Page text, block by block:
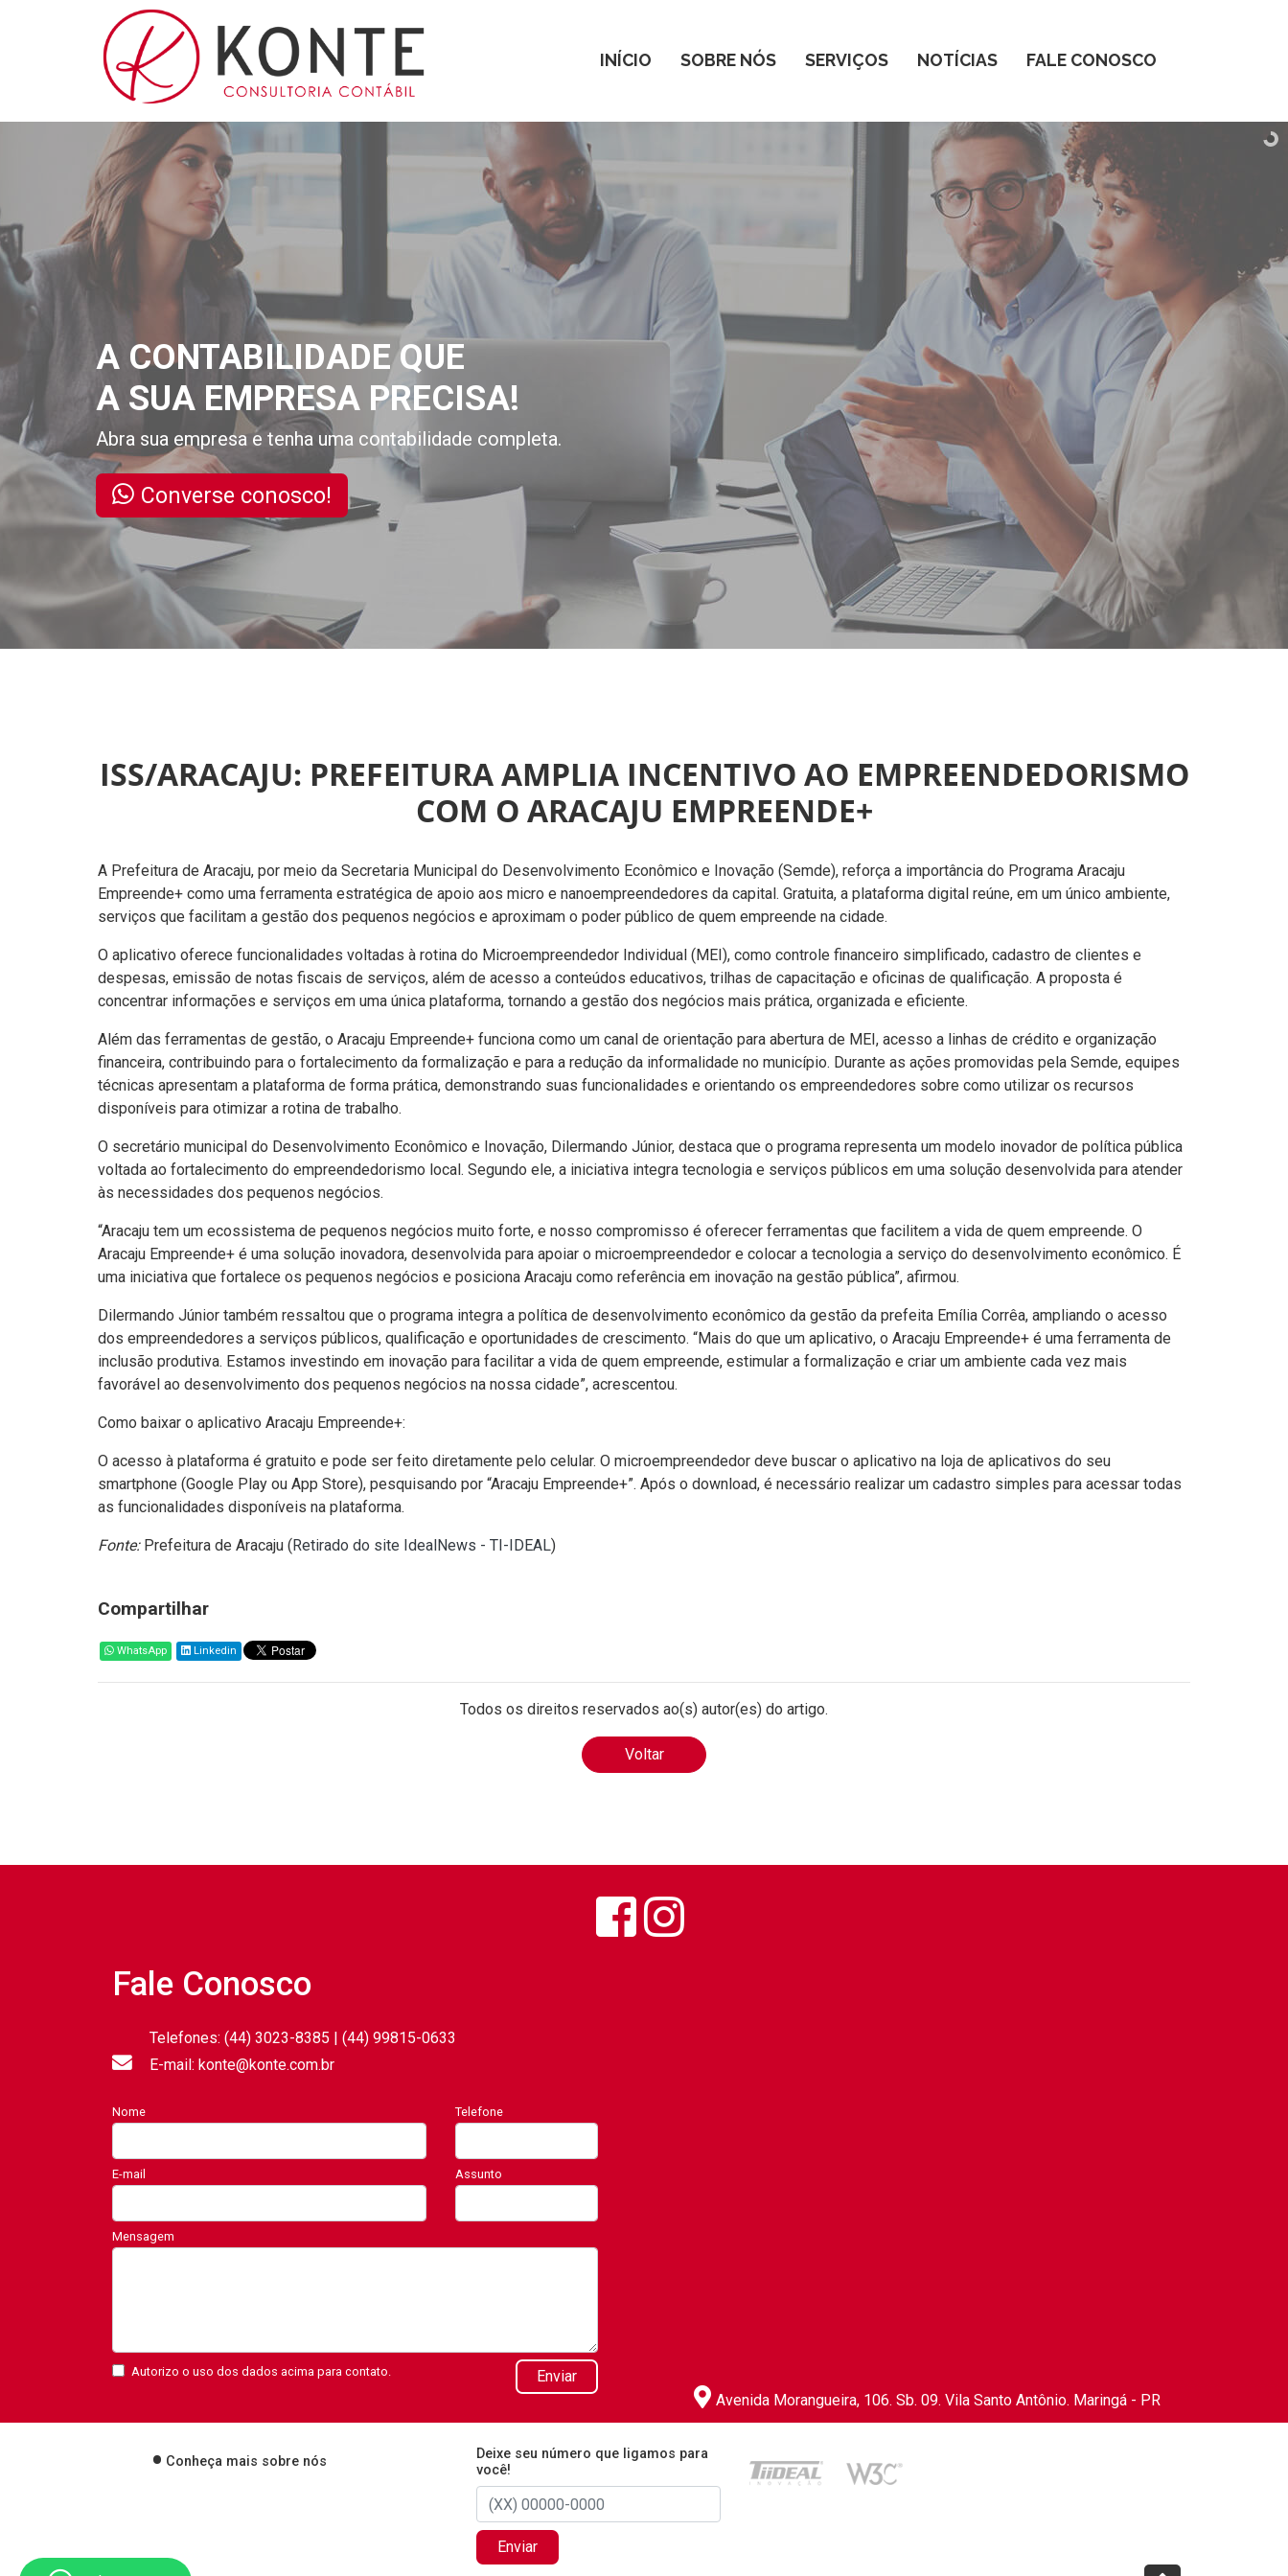
INÍCIO SOBRE NÓS SERVIÇOS NOTÍCIAS FALE CONOSCO
A CONTABILIDADE QUE
A SUA EMPRESA PRECISA!
Abra sua empresa e tenha uma contabilidade completa.
Converse conosco!
ISS/ARACAJU: PREFEITURA AMPLIA INCENTIVO AO EMPREENDEDORISMO
COM O ARACAJU EMPREENDE+
A Prefeitura de Aracaju, por meio da Secretaria Municipal do Desenvolvimento Econômico e Inovação (Semde), reforça a importância do Programa Aracaju
Empreende+ como uma ferramenta estratégica de apoio aos micro e nanoempreendedores da capital. Gratuita, a plataforma digital reúne, em um único ambiente,
serviços que facilitam a gestão dos pequenos negócios e aproximam o poder público de quem empreende na cidade.
O aplicativo oferece funcionalidades voltadas à rotina do Microempreendedor Individual (MEI), como controle financeiro simplificado, cadastro de clientes e
despesas, emissão de notas fiscais de serviços, além de acesso a conteúdos educativos, trilhas de capacitação e oficinas de qualificação. A proposta é
concentrar informações e serviços em uma única plataforma, tornando a gestão dos negócios mais prática, organizada e eficiente.
Além das ferramentas de gestão, o Aracaju Empreende+ funciona como um canal de orientação para abertura de MEI, acesso a linhas de crédito e organização
financeira, contribuindo para o fortalecimento da formalização e para a redução da informalidade no município. Durante as ações promovidas pela Semde, equipes
técnicas apresentam a plataforma de forma prática, demonstrando suas funcionalidades e orientando os empreendedores sobre como utilizar os recursos
disponíveis para otimizar a rotina de trabalho.
O secretário municipal do Desenvolvimento Econômico e Inovação, Dilermando Júnior, destaca que o programa representa um modelo inovador de política pública
voltada ao fortalecimento do empreendedorismo local. Segundo ele, a iniciativa integra tecnologia e serviços públicos em uma solução desenvolvida para atender
às necessidades dos pequenos negócios.
“Aracaju tem um ecossistema de pequenos negócios muito forte, e nosso compromisso é oferecer ferramentas que facilitem a vida de quem empreende. O
Aracaju Empreende+ é uma solução inovadora, desenvolvida para apoiar o microempreendedor e colocar a tecnologia a serviço do desenvolvimento econômico. É
uma iniciativa que fortalece os pequenos negócios e posiciona Aracaju como referência em inovação na gestão pública”, afirmou.
Dilermando Júnior também ressaltou que o programa integra a política de desenvolvimento econômico da gestão da prefeita Emília Corrêa, ampliando o acesso
dos empreendedores a serviços públicos, qualificação e oportunidades de crescimento. “Mais do que um aplicativo, o Aracaju Empreende+ é uma ferramenta de
inclusão produtiva. Estamos investindo em inovação para facilitar a vida de quem empreende, estimular a formalização e criar um ambiente cada vez mais
favorável ao desenvolvimento dos pequenos negócios na nossa cidade”, acrescentou.
Como baixar o aplicativo Aracaju Empreende+:
O acesso à plataforma é gratuito e pode ser feito diretamente pelo celular. O microempreendedor deve buscar o aplicativo na loja de aplicativos do seu
smartphone (Google Play ou App Store), pesquisando por “Aracaju Empreende+”. Após o download, é necessário realizar um cadastro simples para acessar todas
as funcionalidades disponíveis na plataforma.
Fonte:Prefeitura de Aracaju (Retirado do site IdealNews - TI-IDEAL)
Compartilhar
WhatsApp Linkedin
Todos os direitos reservados ao(s) autor(es) do artigo.
Voltar
Fale Conosco
Telefones: (44) 3023-8385 | (44) 99815-0633
E-mail: konte@konte.com.br
Nome Telefone
E-mail Assunto
Mensagem
Autorizo o uso dos dados acima para contato.
Enviar
Avenida Morangueira, 106. Sb. 09. Vila Santo Antônio. Maringá - PR
Conheça mais sobre nós
Deixe seu número que ligamos para
você!
Enviar